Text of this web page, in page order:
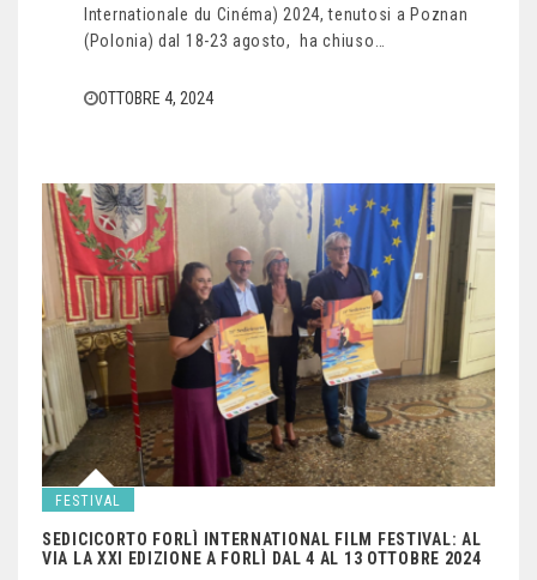
Internationale du Cinéma) 2024, tenutosi a Poznan
(Polonia) dal 18-23 agosto, ha chiuso…
OTTOBRE 4, 2024
FESTIVAL
SEDICICORTO FORLÌ INTERNATIONAL FILM FESTIVAL: AL
VIA LA XXI EDIZIONE A FORLÌ DAL 4 AL 13 OTTOBRE 2024